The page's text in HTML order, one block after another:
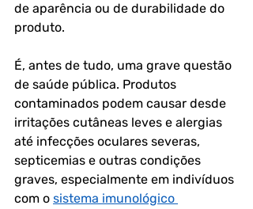
de aparência ou de durabilidade do
produto.
É, antes de tudo, uma grave questão
de saúde pública. Produtos
contaminados podem causar desde
irritações cutâneas leves e alergias
até infecções oculares severas,
septicemias e outras condições
graves, especialmente em indivíduos
com o sistema imunológico